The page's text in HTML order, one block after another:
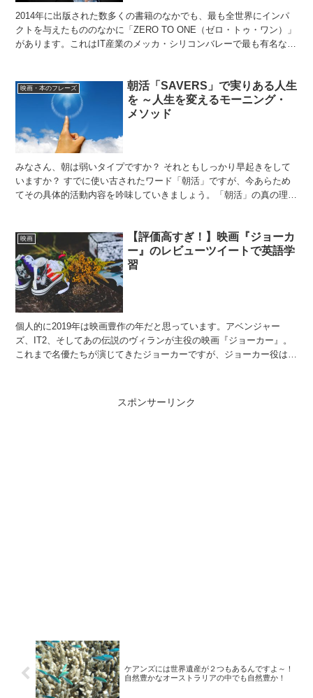
2014年に出版された数多くの書籍のなかでも、最も全世界にインパ
クトを与えたもののなかに「ZERO TO ONE（ゼロ・トゥ・ワン）」
があります。これはIT産業のメッカ・シリコンバレーで最も有名な投
映画・本のフレーズ
朝活「SAVERS」で実りある人生
を ～人生を変えるモーニング・
メソッド
みなさん、朝は弱いタイプですか？ それともしっかり早起きをして
いますか？ すでに使い古されたワード「朝活」ですが、今あらため
てその具体的活動内容を吟味していきましょう。「朝活」の真の理解
映画
【評価高すぎ！】映画『ジョーカ
ー』のレビューツイートで英語学
習
個人的に2019年は映画豊作の年だと思っています。アベンジャー
ズ、IT2、そしてあの伝説のヴィランが主役の映画『ジョーカー』。
これまで名優たちが演じてきたジョーカーですが、ジョーカー役は今
スポンサーリンク
ケアンズには世界遺産が２つもあるんですよ～！
自然豊かなオーストラリアの中でも自然豊か！